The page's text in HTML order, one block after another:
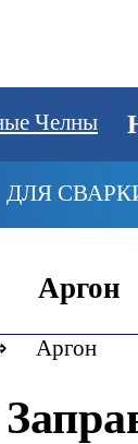
Челны
ДЛЯ
Аргон
Аргон